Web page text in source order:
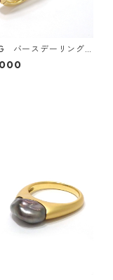
バースデーリング
1年分の誕生石のリン
・K161128・K1